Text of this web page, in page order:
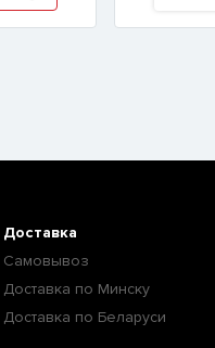
Доставка
Самовывоз
Доставка по Минску
Доставка по Беларуси